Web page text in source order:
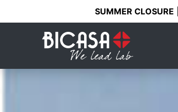
SUMMER CLOSURE